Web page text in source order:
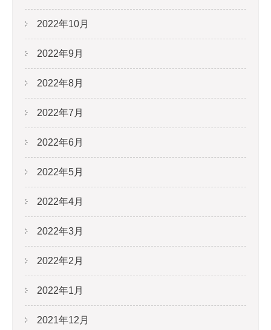
2022年10月
2022年9月
2022年8月
2022年7月
2022年6月
2022年5月
2022年4月
2022年3月
2022年2月
2022年1月
2021年12月